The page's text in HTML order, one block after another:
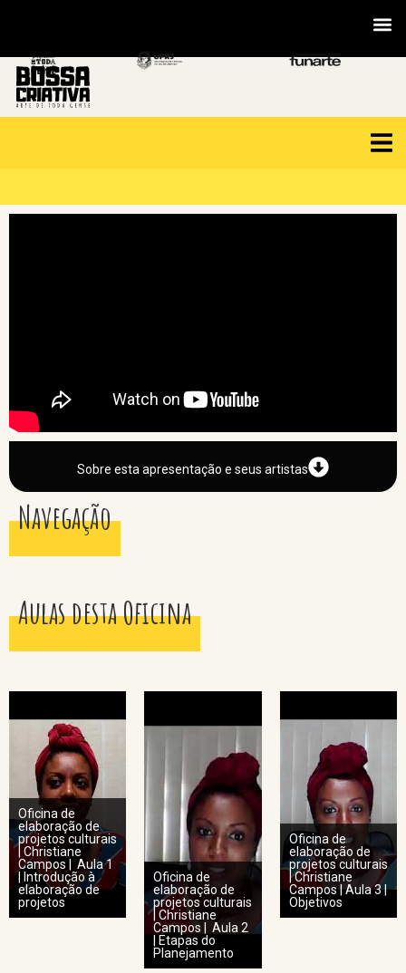
Sobre esta apresentação e seus artistas
Navegação
Aulas desta Oficina
Oficina de
elaboração de
projetos culturais
| Christiane
Campos | Aula 1
| Introdução à
elaboração de
projetos
Oficina de
elaboração de
projetos culturais
| Christiane
Campos | Aula 2
| Etapas do
Planejamento
Oficina de
elaboração de
projetos culturais
| Christiane
Campos | Aula 3 |
Objetivos